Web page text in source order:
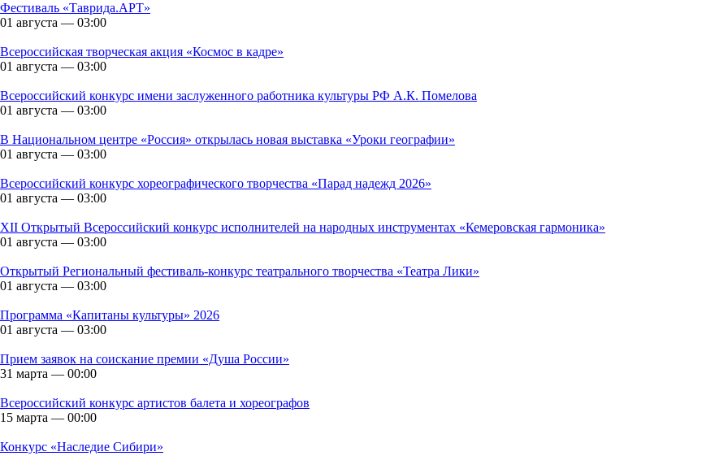
Фестиваль «Таврида.АРТ»
01 августа — 03:00
Всероссийская творческая акция «Космос в кадре»
01 августа — 03:00
Всероссийский конкурс имени заслуженного работника культуры РФ А.К. Помелова
01 августа — 03:00
В Национальном центре «Россия» открылась новая выставка «Уроки географии»
01 августа — 03:00
Всероссийский конкурс хореографического творчества «Парад надежд 2026»
01 августа — 03:00
XII Открытый Всероссийский конкурс исполнителей на народных инструментах «Кемеровская гармоника»
01 августа — 03:00
Открытый Региональный фестиваль-конкурс театрального творчества «Театра Лики»
01 августа — 03:00
Программа «Капитаны культуры» 2026
01 августа — 03:00
Прием заявок на соискание премии «Душа России»
31 марта — 00:00
Всероссийский конкурс артистов балета и хореографов
15 марта — 00:00
Конкурс «Наследие Сибири»